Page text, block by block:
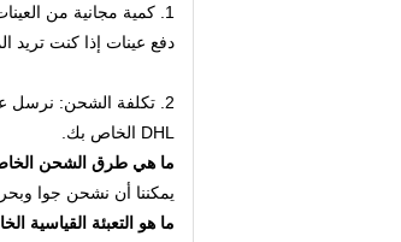
1. كمية مجانية من العينات: يمكننا توفير ما يصل إلى 50 جرامًا من عينات خالية من حمض الهيالورونيك لغرض الاختبار.
دفع عينات إذا كنت تريد
2. تكلفة الشحن: نرسل عادة العينات عبر DHL.
DHL الخاص بك.
ما هي طرق الشحن
يمكننا أن نشحن جوا
ما هو التعبئة القياسية